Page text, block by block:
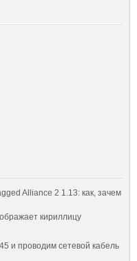
Alliance 2 1.13: как, зачем
кириллицу
и проводим сетевой кабель